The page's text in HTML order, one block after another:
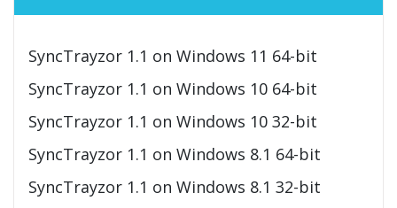
SyncTrayzor 1.1 on Windows 11 64-bit
SyncTrayzor 1.1 on Windows 10 64-bit
SyncTrayzor 1.1 on Windows 10 32-bit
SyncTrayzor 1.1 on Windows 8.1 64-bit
SyncTrayzor 1.1 on Windows 8.1 32-bit